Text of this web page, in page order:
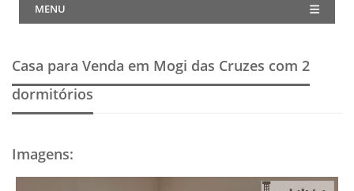
MENU
Casa para Venda em Mogi das Cruzes com 2
dormitórios
Imagens: